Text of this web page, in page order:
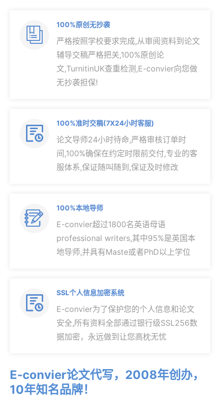

100%原创无抄袭
严格按照学校要求完成,从审阅资料到论文
辅导交稿严格把关,100%原创论
文,TurnitinUK查重检测,E-convier向您做
无抄袭担保!

100%准时交稿(7X24小时客服)
论文导师24小时待命,严格审核订单时
间,100%确保在约定时限前交付,专业的客
服体系,保证随叫随到,保证及时修改

100%本地导师
E-convier超过1800名英语母语
professional writers,其中95%是英国本
地导师,并具有Maste或者PhD以上学位

SSL个人信息加密系统
E-convier为了保护您的个人信息和论文
安全,所有资料全部通过银行级SSL256数
据加密，永远做到让您高枕无忧
E-convier论文代写，2008年创办，
10年知名品牌！